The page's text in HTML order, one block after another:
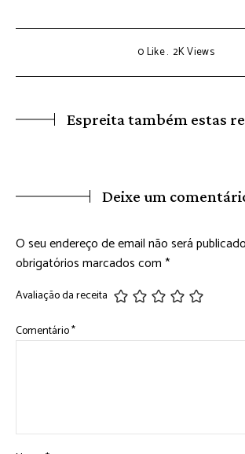
0Like 2KViews
Espreita também estas
Deixe um
O seu endereço de email não será
obrigatórios marcados com*
Avaliação da receita
Comentário*